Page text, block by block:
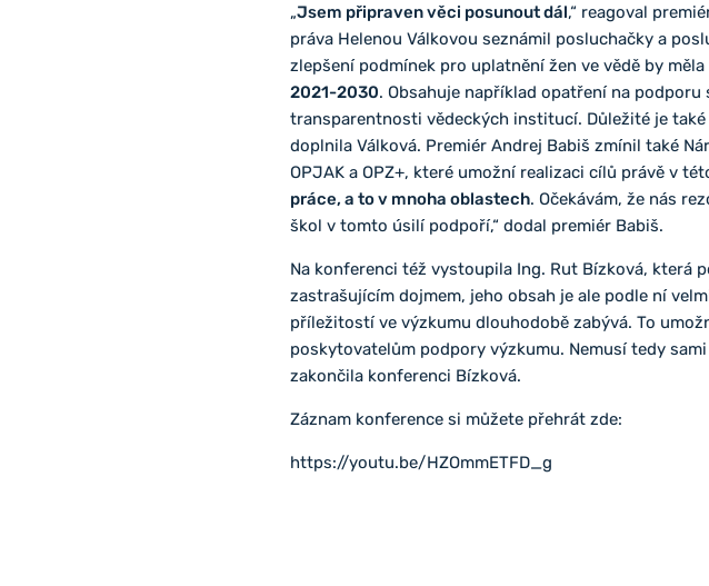
„Jsem připraven věci posunout dál,“ reagoval
práva Helenou Válkovou seznámil posluchačky a
zlepšení podmínek pro uplatnění žen ve vědě by
2021-2030. Obsahuje například opatření na
transparentnosti vědeckých institucí. Důležité je
doplnila Válková. Premiér Andrej Babiš zmínil také
OPJAK a OPZ+, které umožní realizaci cílů právě v
práce, a to v mnoha oblastech. Očekávám, že nás
škol v tomto úsilí podpoří,“ dodal premiér Babiš.
Na konferenci též vystoupila Ing. Rut Bízková, která
zastrašujícím dojmem, jeho obsah je ale podle ní
příležitostí ve výzkumu dlouhodobě zabývá. To
poskytovatelům podpory výzkumu. Nemusí tedy
zakončila konferenci Bízková.
Záznam konference si můžete přehrát zde:
https://youtu.be/HZOmmETFD_g